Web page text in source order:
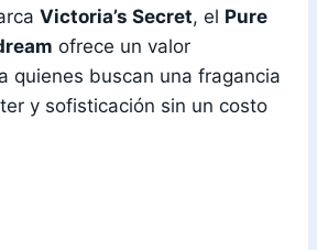
Victoria’s Secret, el Pure
ofrece un valor
quienes buscan una fragancia
y sofisticación sin un costo